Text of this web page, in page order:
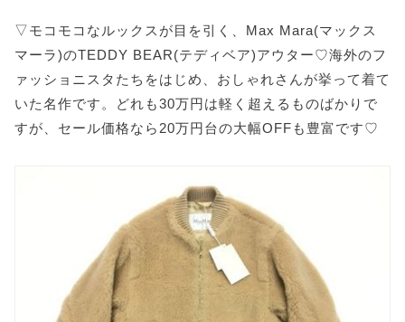
▽モコモコなルックスが目を引く、Max Mara(マックス
マーラ)のTEDDY BEAR(テディベア)アウター♡海外のフ
ァッショニスタたちをはじめ、おしゃれさんが挙って着て
いた名作です。どれも30万円は軽く超えるものばかりで
すが、セール価格なら20万円台の大幅OFFも豊富です♡